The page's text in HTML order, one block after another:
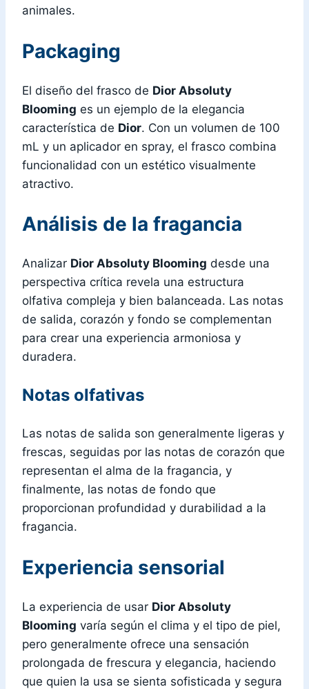
animales.
Packaging
El diseño del frasco de Dior Absoluty
Blooming es un ejemplo de la elegancia
característica de Dior. Con un volumen de 100
mL y un aplicador en spray, el frasco combina
funcionalidad con un estético visualmente
atractivo.
Análisis de la fragancia
Analizar Dior Absoluty Blooming desde una
perspectiva crítica revela una estructura
olfativa compleja y bien balanceada. Las notas
de salida, corazón y fondo se complementan
para crear una experiencia armoniosa y
duradera.
Notas olfativas
Las notas de salida son generalmente ligeras y
frescas, seguidas por las notas de corazón que
representan el alma de la fragancia, y
finalmente, las notas de fondo que
proporcionan profundidad y durabilidad a la
fragancia.
Experiencia sensorial
La experiencia de usar Dior Absoluty
Blooming varía según el clima y el tipo de piel,
pero generalmente ofrece una sensación
prolongada de frescura y elegancia, haciendo
que quien la usa se sienta sofisticada y segura